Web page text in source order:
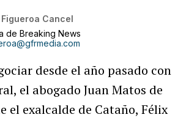
Cancel
de Breaking News
desde el año pasado con
el abogado Juan Matos de
el exalcalde de Cataño, Félix